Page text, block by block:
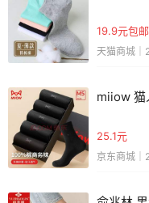
19.9元包邮
天猫商城
miiow 猫
25.1元
京东商城